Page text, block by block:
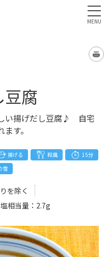
腐
い揚げだし豆腐♪ 自宅
す。
揚げる 和風
15分
雪
を除く
相当量： 2.7g